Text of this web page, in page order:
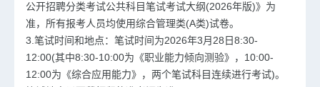
公开招聘分类考试公共科目笔试考试大纲(2026年版)》为
准，所有报考人员均使用综合管理类(A类)试卷。
3.笔试时间和地点：笔试时间为2026年3月28日8:30-
12:00(其中8:30-10:00为《职业能力倾向测验》，10:00-
12:00为《综合应用能力》，两个笔试科目连续进行考试)。